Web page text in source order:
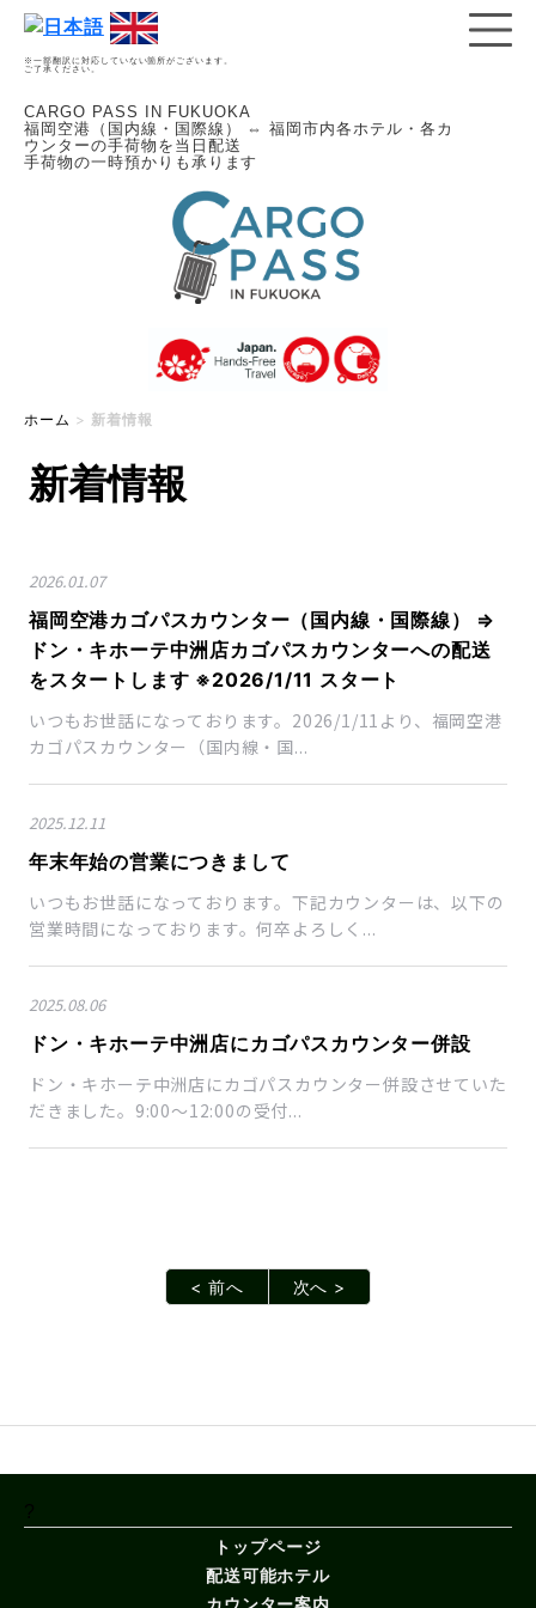
※一部翻訳に対応していない箇所がございます。
ご了承ください。
CARGO PASS IN FUKUOKA
福岡空港（国内線・国際線） ⇔ 福岡市内各ホテル・各カ
ウンターの手荷物を当日配送
手荷物の一時預かりも承ります
ホーム > 新着情報
新着情報
2026.01.07
福岡空港カゴパスカウンター（国内線・国際線） ⇒
ドン・キホーテ中洲店カゴパスカウンターへの配送
をスタートします ※2026/1/11 スタート
いつもお世話になっております。2026/1/11より、福岡空港
カゴパスカウンター（国内線・国...
2025.12.11
年末年始の営業につきまして
いつもお世話になっております。下記カウンターは、以下の
営業時間になっております。何卒よろしく...
2025.08.06
ドン・キホーテ中洲店にカゴパスカウンター併設
ドン・キホーテ中洲店にカゴパスカウンター併設させていた
だきました。9:00～12:00の受付...
< 前へ 次へ >
?
トップページ
配送可能ホテル